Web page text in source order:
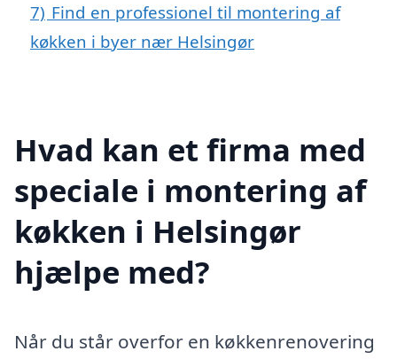
7) Find en professionel til montering af
køkken i byer nær Helsingør
Hvad kan et firma med
speciale i montering af
køkken i Helsingør
hjælpe med?
Når du står overfor en køkkenrenovering